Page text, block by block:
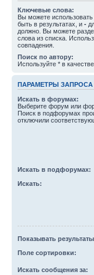
Ключевые слова:
Вы можете использовать
быть в результатах, и -
должно. Вы можете
слова из списка.
совпадения.
Поиск по автору:
Используйте * в
ПАРАМЕТРЫ ЗАПРОСА
Искать в форумах:
Выберите форум или
Поиск в подфорумах
отключили
Искать в подфорумах:
Искать:
Показывать
Поле сортировки:
Искать сообщения за: